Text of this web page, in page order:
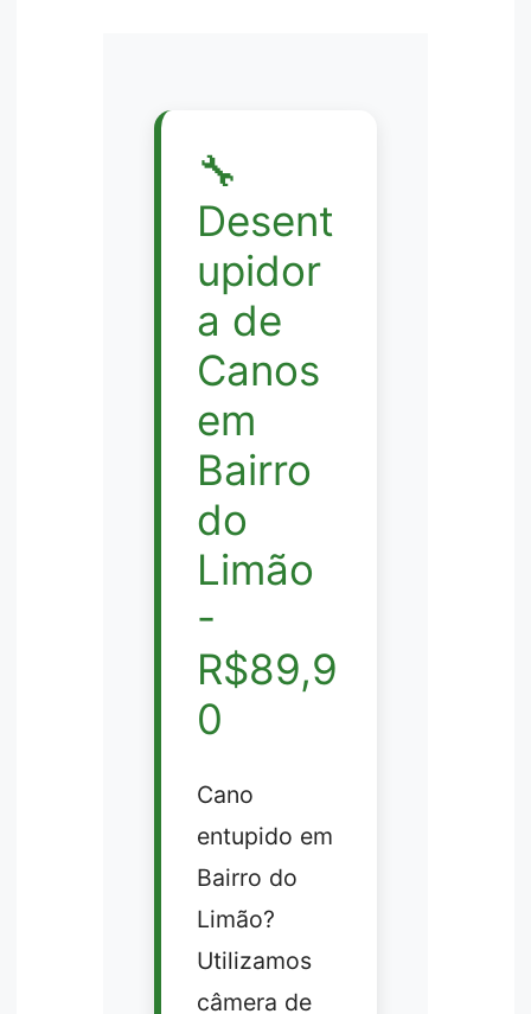
🔧
Desent
upidor
a de
Canos
em
Bairro
do
Limão
-
R$89,9
0
Cano
entupido em
Bairro do
Limão?
Utilizamos
câmera de